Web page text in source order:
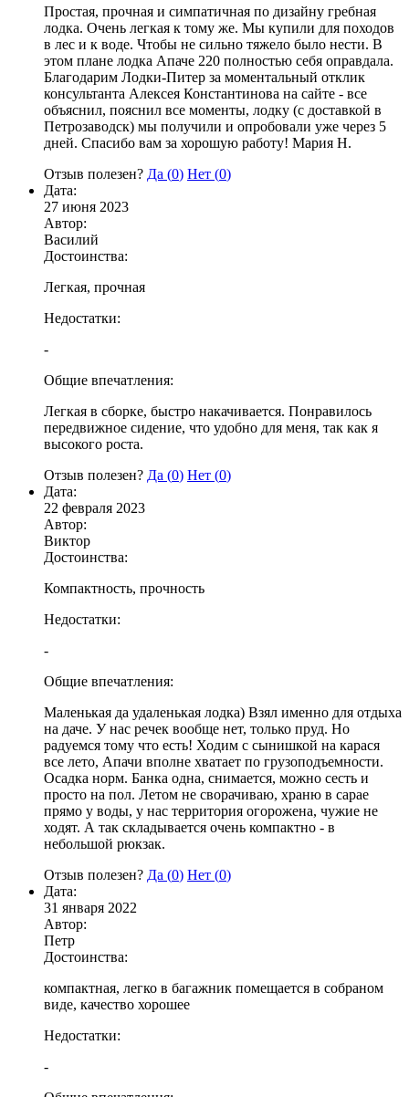
Простая, прочная и симпатичная по дизайну гребная
лодка. Очень легкая к тому же. Мы купили для походов
в лес и к воде. Чтобы не сильно тяжело было нести. В
этом плане лодка Апаче 220 полностью себя оправдала.
Благодарим Лодки-Питер за моментальный отклик
консультанта Алексея Константинова на сайте - все
объяснил, пояснил все моменты, лодку (с доставкой в
Петрозаводск) мы получили и опробовали уже через 5
дней. Спасибо вам за хорошую работу! Мария Н.
Отзыв полезен? Да (0) Нет (0)
Дата:
27 июня 2023
Автор:
Василий
Достоинства:
Легкая, прочная
Недостатки:
-
Общие впечатления:
Легкая в сборке, быстро накачивается. Понравилось
передвижное сидение, что удобно для меня, так как я
высокого роста.
Отзыв полезен? Да (0) Нет (0)
Дата:
22 февраля 2023
Автор:
Виктор
Достоинства:
Компактность, прочность
Недостатки:
-
Общие впечатления:
Маленькая да удаленькая лодка) Взял именно для отдыха
на даче. У нас речек вообще нет, только пруд. Но
радуемся тому что есть! Ходим с сынишкой на карася
все лето, Апачи вполне хватает по грузоподъемности.
Осадка норм. Банка одна, снимается, можно сесть и
просто на пол. Летом не сворачиваю, храню в сарае
прямо у воды, у нас территория огорожена, чужие не
ходят. А так складывается очень компактно - в
небольшой рюкзак.
Отзыв полезен? Да (0) Нет (0)
Дата:
31 января 2022
Автор:
Петр
Достоинства:
компактная, легко в багажник помещается в собраном
виде, качество хорошее
Недостатки:
-